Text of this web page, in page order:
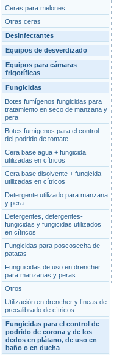
Ceras para melones
Otras ceras
Desinfectantes
Equipos de desverdizado
Equipos para cámaras
frigoríficas
Fungicidas
Botes fumígenos fungicidas para
tratamiento en seco de manzana y
pera
Botes fumígenos para el control
del podrido de tomate
Cera base agua + fungicida
utilizadas en cítricos
Cera base disolvente + fungicida
utilizadas en cítricos
Detergente utilizado para manzana
y pera
Detergentes, detergentes-
fungicidas y fungicidas utilizados
en cítricos
Fungicidas para poscosecha de
patatas
Funguicidas de uso en drencher
para manzanas y peras
Otros
Utilización en drencher y líneas de
precalibrado de cítricos
Fungicidas para el control de
podrido de corona y de los
dedos en plátano, de uso en
baño o en ducha